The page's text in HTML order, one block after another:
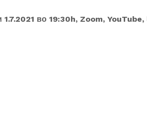
во 19:30h, Zoom,